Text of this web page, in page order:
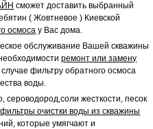
сможет доставить выбранный
( Жовтневое ) Киевской
осмоса у Вас дома.
обслуживание Вашей скважины
ремонт или замену
фильтру обратного осмоса
воды.
сероводород,соли жесткости, песок
очистки воды из скважины
которые умягчают и